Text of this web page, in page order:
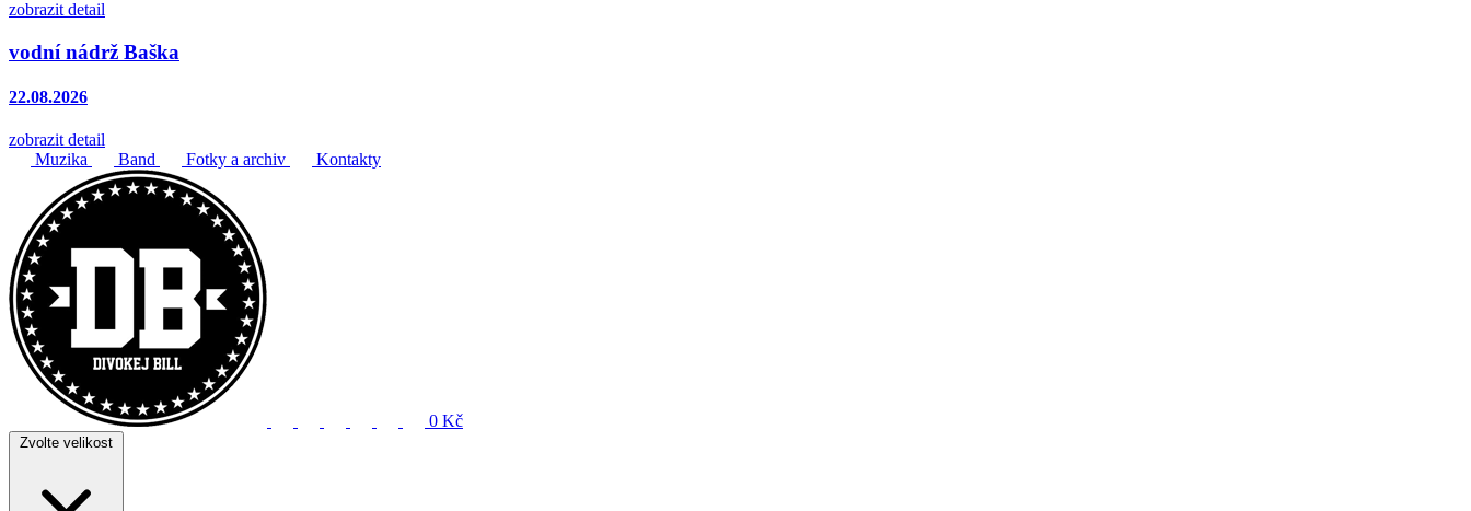
zobrazit detail
vodní nádrž Baška
22.08.2026
zobrazit detail
Muzika
Band Fotky a archiv Kontakty
0 Kč
Zvolte velikost